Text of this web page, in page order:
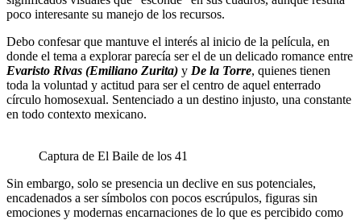
poco interesante su manejo de los recursos.
Debo confesar que mantuve el interés al inicio de la película, en
donde el tema a explorar parecía ser el de un delicado romance entre
Evaristo Rivas (Emiliano Zurita) y De la Torre, quienes tienen
toda la voluntad y actitud para ser el centro de aquel enterrado
círculo homosexual. Sentenciado a un destino injusto, una constante
en todo contexto mexicano.
Captura de El Baile de los 41
Sin embargo, solo se presencia un declive en sus potenciales,
encadenados a ser símbolos con pocos escrúpulos, figuras sin
emociones y modernas encarnaciones de lo que es percibido como